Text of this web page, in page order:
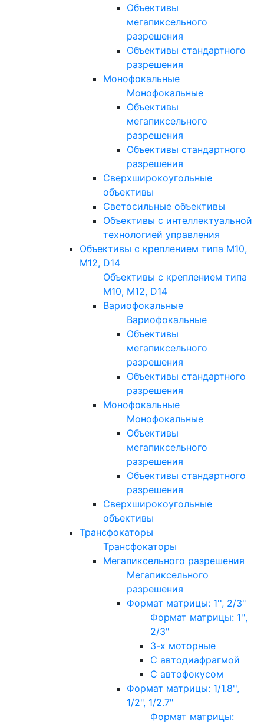
Объективы
мегапиксельного
разрешения
Объективы стандартного
разрешения
Монофокальные
Монофокальные
Объективы
мегапиксельного
разрешения
Объективы стандартного
разрешения
Сверхширокоугольные
объективы
Светосильные объективы
Объективы с интеллектуальной
технологией управления
Объективы с креплением типа M10,
M12, D14
Объективы с креплением типа
M10, M12, D14
Вариофокальные
Вариофокальные
Объективы
мегапиксельного
разрешения
Объективы стандартного
разрешения
Монофокальные
Монофокальные
Объективы
мегапиксельного
разрешения
Объективы стандартного
разрешения
Сверхширокоугольные
объективы
Трансфокаторы
Трансфокаторы
Мегапиксельного разрешения
Мегапиксельного
разрешения
Формат матрицы: 1'', 2/3"
Формат матрицы: 1'',
2/3"
3-х моторные
С автодиафрагмой
С автофокусом
Формат матрицы: 1/1.8'',
1/2", 1/2.7"
Формат матрицы: